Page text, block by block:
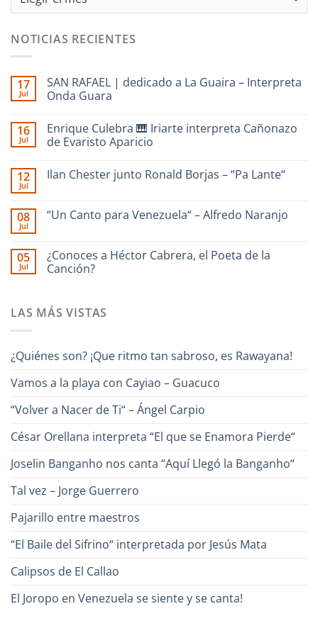
NOTICIAS RECIENTES
17
Jul
SAN RAFAEL | dedicado a La Guaira – Interpreta
Onda Guara
comentarios
en
SAN
dedicado
–
Interpreta
16
Jul
Enrique Culebra 🎹 Iriarte interpreta Cañonazo
de Evaristo Aparicio
comentarios
🎹
Iriarte
de
Evaristo
Aparicio
12
Jul
Ilan Chester junto Ronald Borjas – “Pa Lante“
comentarios
en
Ronald
Borjas
–
08
Jul
“Un Canto para Venezuela“ – Alfredo Naranjo
comentarios
en
“Un
Canto
Alfredo
05
Jul
¿Conoces a Héctor Cabrera, el Poeta de la
Canción?
en
¿Conoces
el
la
LAS MÁS VISTAS
¿Quiénes son? ¡Que ritmo tan sabroso, es Rawayana!
Vamos a la playa con Cayiao – Guacuco
“Volver a Nacer de Ti“ – Ángel Carpio
César Orellana interpreta “El que se Enamora Pierde“
Joselin Banganho nos canta “Aquí Llegó la Banganho“
Tal vez – Jorge Guerrero
Pajarillo entre maestros
“El Baile del Sifrino“ interpretada por Jesús Mata
Calipsos de El Callao
El Joropo en Venezuela se siente y se canta!